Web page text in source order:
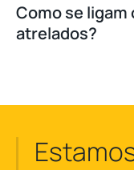
Como se
atrelados?